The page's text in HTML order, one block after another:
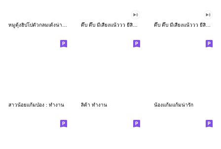
หมูดุ้งฮิปโปตัวกลมเด้งน่ารัก ดึ๊บ ดึ๊บ มีเสียงแน้ววว ยี่สิบเจ็ด ดึ๊บ ดึ๊บ มีเสียงแน้ววว ยี่สิบหก
สาวน้อยแก้มป่อง : ทำงาน ลิต้า ทำงาน น้องแก้มแก้มน่ารัก